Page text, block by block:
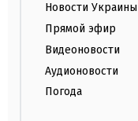
Новости Украины
Прямой эфир
Видеоновости
Аудионовости
Погода